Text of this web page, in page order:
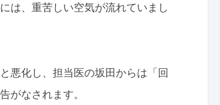
は、重苦しい空気が流れていまし
悪化し、担当医の坂田からは「回
がなされます。